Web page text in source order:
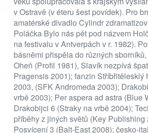
v Ostravě (v éteru šest povídek). Pro
amatérské divadlo Cylindr
Poláčka Bylo nás pět pod názvem
na festivalu v Antverpách v r. 1982).
básněmi přispěla do různých
Oheň (Profil 1981), Slavík nezpívá
Pragensis 2001); fanzin Stříbřitělesklý
2003, (SFK Andromeda 2003);
vrbě 2003); Per aspera ad astra (Blue
Drakobijci 6 (Straky na vrbě 2004);
příběhy z jiných světů (Key Publishing
Posvícení 3 (Balt-East 2008); česko-